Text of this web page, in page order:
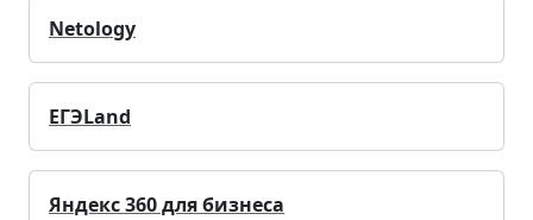
Netology
ЕГЭLand
Яндекс 360 для бизнеса